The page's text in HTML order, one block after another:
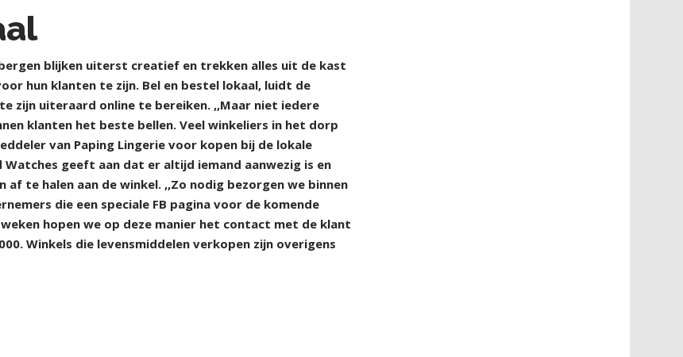
blijken uiterst creatief en trekken alles uit de kast
hun klanten te zijn. Bel en bestel lokaal, luidt de
zijn uiteraard online te bereiken. ,,Maar niet iedere
klanten het beste bellen. Veel winkeliers in het dorp
van Paping Lingerie voor kopen bij de lokale
Watches geeft aan dat er altijd iemand aanwezig is en
te halen aan de winkel. ,,Zo nodig bezorgen we binnen
die een speciale FB pagina voor de komende
hopen we op deze manier het contact met de klant
Winkels die levensmiddelen verkopen zijn overigens